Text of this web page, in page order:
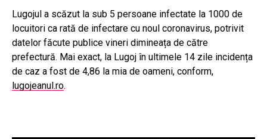
Lugojul a scăzut la sub 5 persoane infectate la 1000 de
locuitori ca rată de infectare cu noul coronavirus, potrivit
datelor făcute publice vineri dimineața de către
prefectură. Mai exact, la Lugoj în ultimele 14 zile incidența
de caz a fost de 4,86 la mia de oameni, conform,
lugojeanul.ro.